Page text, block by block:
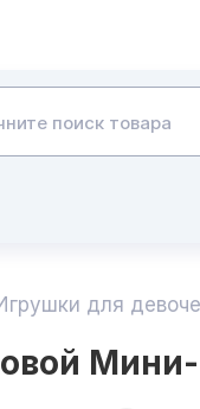
для
Мини-